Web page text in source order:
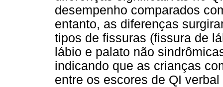
desempenho comparados
entanto, as diferenças
tipos de fissuras (fissura de
lábio e palato não
indicando que as crianças
entre os escores de QI